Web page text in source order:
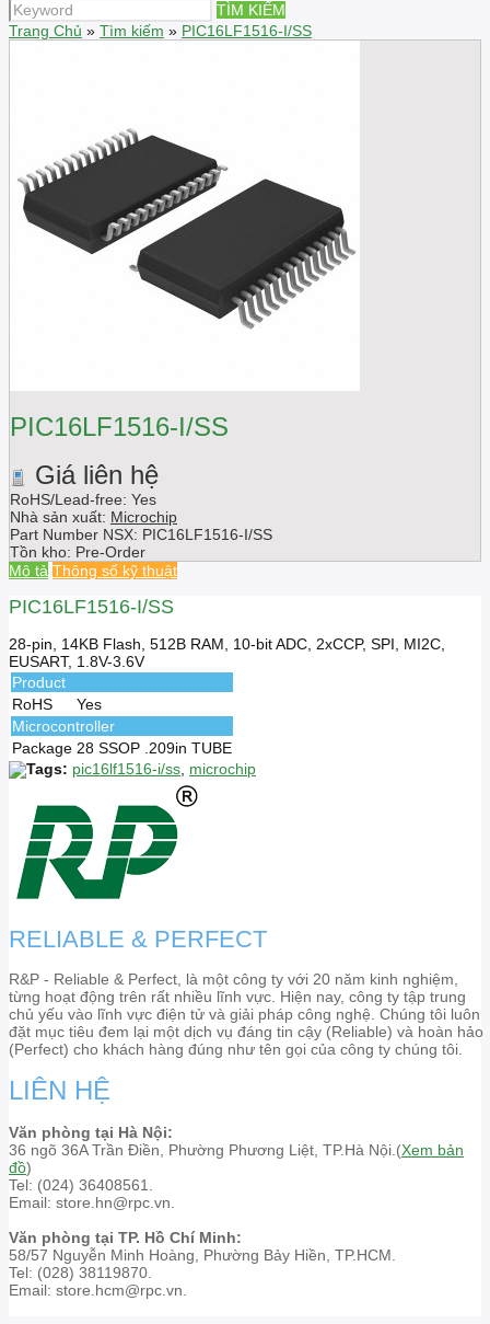
TÌM KIẾM
Trang Chủ » Tìm kiếm » PIC16LF1516-I/SS
PIC16LF1516-I/SS
Giá liên hệ
RoHS/Lead-free: Yes
Nhà sản xuất: Microchip
Part Number NSX: PIC16LF1516-I/SS
Tồn kho: Pre-Order
Mô tả Thông số kỹ thuật
PIC16LF1516-I/SS
28-pin, 14KB Flash, 512B RAM, 10-bit ADC, 2xCCP, SPI, MI2C,
EUSART, 1.8V-3.6V
Product
RoHS
Yes
Microcontroller
Package 28 SSOP .209in TUBE
Tags: pic16lf1516-i/ss microchip
RELIABLE & PERFECT
R&P - Reliable & Perfect, là một công ty với 20 năm kinh nghiệm,
từng hoạt động trên rất nhiều lĩnh vực. Hiện nay, công ty tập trung
chủ yếu vào lĩnh vực điện tử và giải pháp công nghệ. Chúng tôi luôn
đặt mục tiêu đem lại một dịch vụ đáng tin cậy (Reliable) và hoàn hảo
(Perfect) cho khách hàng đúng như tên gọi của công ty chúng tôi.
LIÊN HỆ
Văn phòng tại Hà Nội:
36 ngõ 36A Trần Điền, Phường Phương Liệt, TP.Hà Nội.(Xem bản
đồ)
Tel: (024) 36408561.
Email: store.hn@rpc.vn.
Văn phòng tại TP. Hồ Chí Minh:
58/57 Nguyễn Minh Hoàng, Phường Bảy Hiền, TP.HCM.
Tel: (028) 38119870.
Email: store.hcm@rpc.vn.